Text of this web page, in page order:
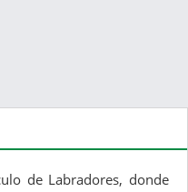
de Labradores, donde